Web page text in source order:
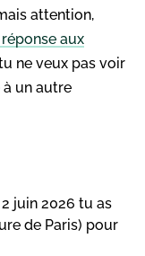
attention,
aux
ne veux pas voir
à un autre
juin 2026 tu as
de Paris) pour